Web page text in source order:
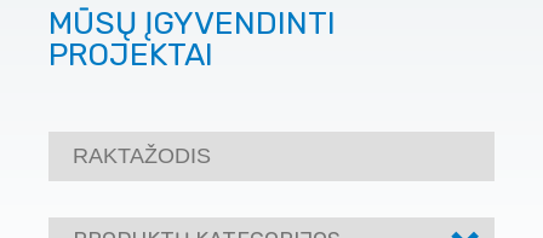
MŪSŲ ĮGYVENDINTI
PROJEKTAI